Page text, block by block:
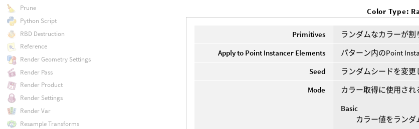
Color Type:
Primitives
ランダムなカラーが割
Apply to Point Instancer Elements
パターン内のPoint
Seed
ランダムシードを変更
Mode
カラー取得に使用され
Basic
カラー値をランダ
Prune
Python Script
RBD Destruction
Reference
Render Geometry Settings
Render Pass
Render Product
Render Settings
Render Var
Resample Transforms